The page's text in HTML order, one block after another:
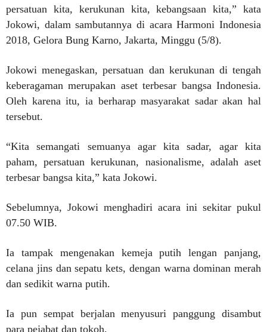
persatuan kita, kerukunan kita, kebangsaan kita,” kata
Jokowi, dalam sambutannya di acara Harmoni Indonesia
2018, Gelora Bung Karno, Jakarta, Minggu (5/8).
Jokowi menegaskan, persatuan dan kerukunan di tengah
keberagaman merupakan aset terbesar bangsa Indonesia.
Oleh karena itu, ia berharap masyarakat sadar akan hal
tersebut.
“Kita semangati semuanya agar kita sadar, agar kita
paham, persatuan kerukunan, nasionalisme, adalah aset
terbesar bangsa kita,” kata Jokowi.
Sebelumnya, Jokowi menghadiri acara ini sekitar pukul
07.50 WIB.
Ia tampak mengenakan kemeja putih lengan panjang,
celana jins dan sepatu kets, dengan warna dominan merah
dan sedikit warna putih.
Ia pun sempat berjalan menyusuri panggung disambut
para pejabat dan tokoh.